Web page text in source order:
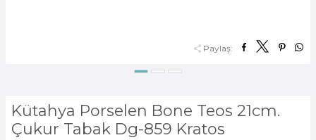
Paylaş:
Kütahya Porselen Bone Teos 21cm.
Çukur Tabak Dg-859 Kratos